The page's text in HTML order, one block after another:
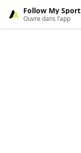
Follow My Sport
Ouvre dans l’app